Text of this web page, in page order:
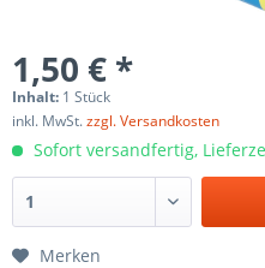
1,50 € *
Inhalt: 1 Stück
inkl. MwSt.zzgl. Versandkosten
Sofort versandfertig,
Merken